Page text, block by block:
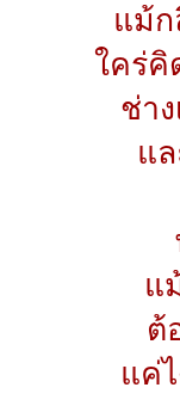
แม้ก
ใคร่คิ
ช่า
แ
แ
ต้
แค่